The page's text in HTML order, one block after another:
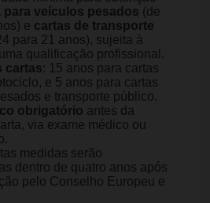
para veículos pesados (de
e cartas de transporte
para 21 anos), sujeita à
qualificação profissional.
cartas: 15 anos para cartas
e 5 anos para cartas
e transporte público.
obrigatório antes da
via exame médico ou
medidas serão
dentro de quatro anos após
pelo Conselho Europeu e